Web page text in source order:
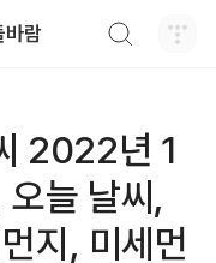
바람
2022년 1
늘 날씨,
지, 미세먼